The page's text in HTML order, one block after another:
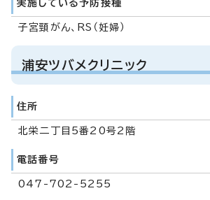
実施している予防接種
子宮頸がん、RS（妊婦）
浦安ツバメクリニック
住所
北栄二丁目5番20号2階
電話番号
047-702-5255